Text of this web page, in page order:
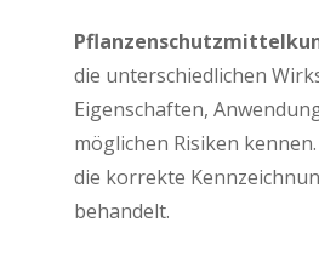
die unter­schied­li­chen
Eigen­schaf­ten,
mög­li­chen Risi­ken
die kor­rek­te
behandelt.